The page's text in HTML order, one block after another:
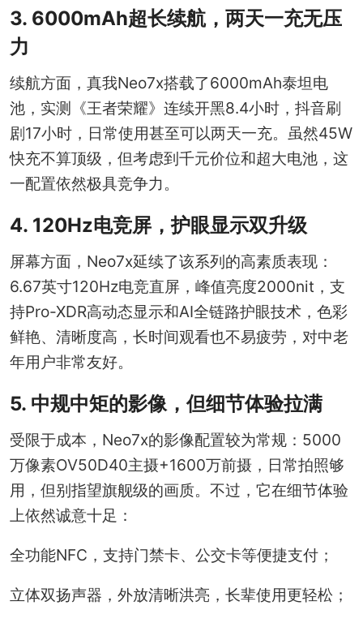
3. 6000mAh超长续航，两天一充无压
力
续航方面，真我Neo7x搭载了6000mAh泰坦电
池，实测《王者荣耀》连续开黑8.4小时，抖音刷
剧17小时，日常使用甚至可以两天一充。虽然45W
快充不算顶级，但考虑到千元价位和超大电池，这
一配置依然极具竞争力。
4. 120Hz电竞屏，护眼显示双升级
屏幕方面，Neo7x延续了该系列的高素质表现：
6.67英寸120Hz电竞直屏，峰值亮度2000nit，支
持Pro-XDR高动态显示和AI全链路护眼技术，色彩
鲜艳、清晰度高，长时间观看也不易疲劳，对中老
年用户非常友好。
5. 中规中矩的影像，但细节体验拉满
受限于成本，Neo7x的影像配置较为常规：5000
万像素OV50D40主摄+1600万前摄，日常拍照够
用，但别指望旗舰级的画质。不过，它在细节体验
上依然诚意十足：
全功能NFC，支持门禁卡、公交卡等便捷支付；
立体双扬声器，外放清晰洪亮，长辈使用更轻松；